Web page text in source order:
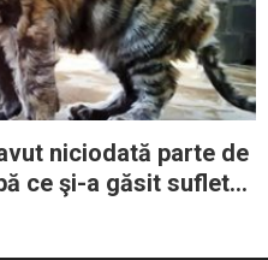
niciodată parte de
ce şi-a găsit sufletul